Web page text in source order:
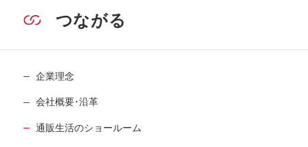
つながる
企業理念
会社概要･沿革
通販生活のショールーム